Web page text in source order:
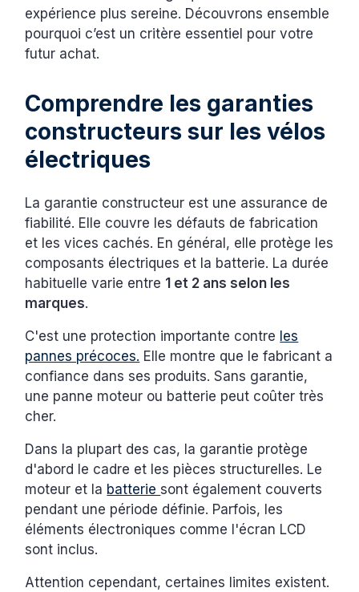
expérience plus sereine. Découvrons ensemble
pourquoi c’est un critère essentiel pour votre
futur achat.
Comprendre les garanties
constructeurs sur les vélos
électriques
La garantie constructeur est une assurance de
fiabilité. Elle couvre les défauts de fabrication
et les vices cachés. En général, elle protège les
composants électriques et la batterie. La durée
habituelle varie entre 1 et 2 ans selon les
marques.
C'est une protection importante contre les
pannes précoces. Elle montre que le fabricant a
confiance dans ses produits. Sans garantie,
une panne moteur ou batterie peut coûter très
cher.
Dans la plupart des cas, la garantie protège
d'abord le cadre et les pièces structurelles. Le
moteur et la batteriesont également couverts
pendant une période définie. Parfois, les
éléments électroniques comme l'écran LCD
sont inclus.
Attention cependant, certaines limites existent.